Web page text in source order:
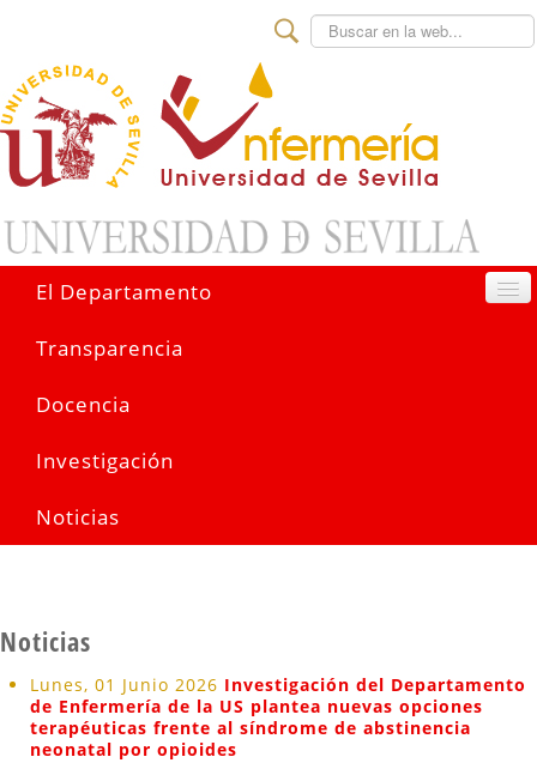
Buscar
El Departamento
Transparencia
Docencia
Investigación
Noticias
Noticias
Lunes, 01 Junio 2026 Investigación del Departamento
de Enfermería de la US plantea nuevas opciones
terapéuticas frente al síndrome de abstinencia
neonatal por opioides